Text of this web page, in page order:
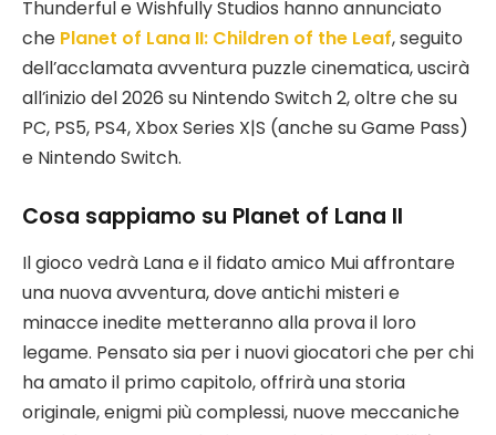
Thunderful e Wishfully Studios hanno annunciato
che Planet of Lana II: Children of the Leaf, seguito
dell’acclamata avventura puzzle cinematica, uscirà
all’inizio del 2026 su Nintendo Switch 2, oltre che su
PC, PS5, PS4, Xbox Series X|S (anche su Game Pass)
e Nintendo Switch.
Cosa sappiamo su Planet of Lana II
Il gioco vedrà Lana e il fidato amico Mui affrontare
una nuova avventura, dove antichi misteri e
minacce inedite metteranno alla prova il loro
legame. Pensato sia per i nuovi giocatori che per chi
ha amato il primo capitolo, offrirà una storia
originale, enigmi più complessi, nuove meccaniche